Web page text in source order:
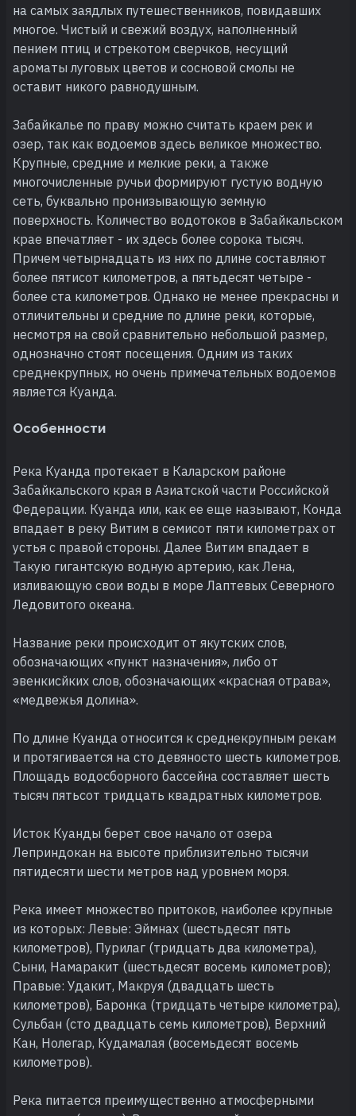
на самых заядлых путешественников, повидавших
многое. Чистый и свежий воздух, наполненный
пением птиц и стрекотом сверчков, несущий
ароматы луговых цветов и сосновой смолы не
оставит никого равнодушным.
Забайкалье по праву можно считать краем рек и
озер, так как водоемов здесь великое множество.
Крупные, средние и мелкие реки, а также
многочисленные ручьи формируют густую водную
сеть, буквально пронизывающую земную
поверхность. Количество водотоков в Забайкальском
крае впечатляет - их здесь более сорока тысяч.
Причем четырнадцать из них по длине составляют
более пятисот километров, а пятьдесят четыре -
более ста километров. Однако не менее прекрасны и
отличительны и средние по длине реки, которые,
несмотря на свой сравнительно небольшой размер,
однозначно стоят посещения. Одним из таких
среднекрупных, но очень примечательных водоемов
является Куанда.
Особенности
Река Куанда протекает в Каларском районе
Забайкальского края в Азиатской части Российской
Федерации. Куанда или, как ее еще называют, Конда
впадает в реку Витим в семисот пяти километрах от
устья с правой стороны. Далее Витим впадает в
Такую гигантскую водную артерию, как Лена,
изливающую свои воды в море Лаптевых Северного
Ледовитого океана.
Название реки происходит от якутских слов,
обозначающих «пункт назначения», либо от
эвенкисйких слов, обозначающих «красная отрава»,
«медвежья долина».
По длине Куанда относится к среднекрупным рекам
и протягивается на сто девяносто шесть километров.
Площадь водосборного бассейна составляет шесть
тысяч пятьсот тридцать квадратных километров.
Исток Куанды берет свое начало от озера
Леприндокан на высоте приблизительно тысячи
пятидесяти шести метров над уровнем моря.
Река имеет множество притоков, наиболее крупные
из которых: Левые: Эймнах (шестьдесят пять
километров), Пурилаг (тридцать два километра),
Сыни, Намаракит (шестьдесят восемь километров);
Правые: Удакит, Макруя (двадцать шесть
километров), Баронка (тридцать четыре километра),
Сульбан (сто двадцать семь километров), Верхний
Кан, Нолегар, Кудамалая (восемьдесят восемь
километров).
Река питается преимущественно атмосферными